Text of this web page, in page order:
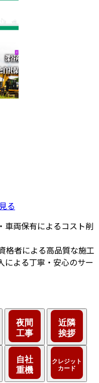
る
車両保有によるコスト削
格者による高品質な施工
による丁寧・安心のサー